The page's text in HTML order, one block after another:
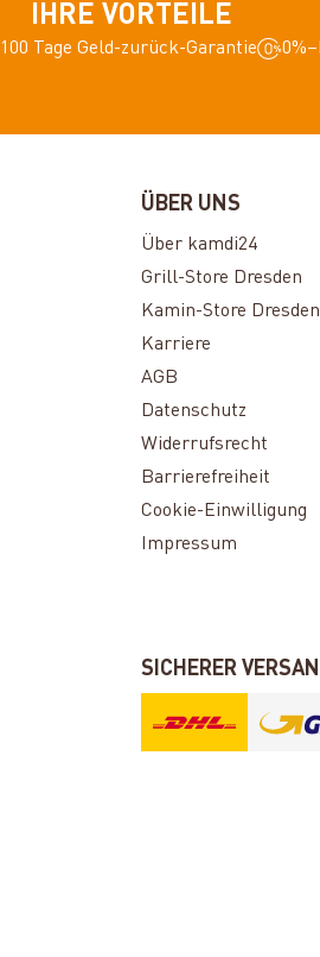
IHRE VORTEILE
100 Tage Geld-zurück-Garantie
ÜBER UNS
Über kamdi24
Grill-Store Dresden
Kamin-Store Dresden
Karriere
AGB
Datenschutz
Widerrufsrecht
Barrierefreiheit
Cookie-Einwilligung
Impressum
SICHERER